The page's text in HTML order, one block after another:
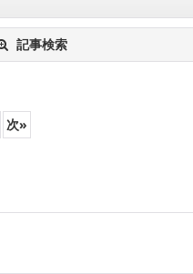
記事検索
次»